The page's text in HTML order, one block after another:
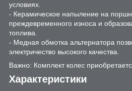
условиях.
- Керамическое напыление на
преждевременного износа и
топлива.
- Медная обмотка альтернатора
электричество высокого качества.
Важно: Комплект колес
Характеристики